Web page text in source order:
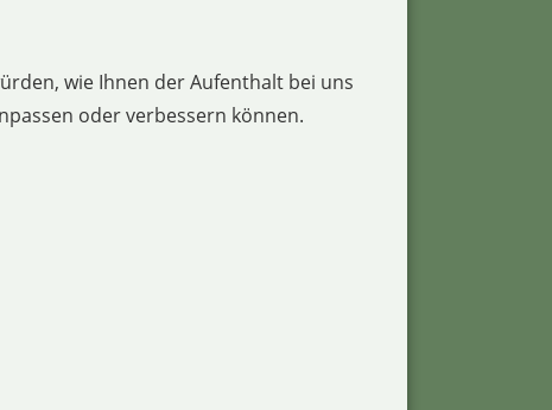
wie Ihnen der Aufenthalt bei uns
oder verbessern können.